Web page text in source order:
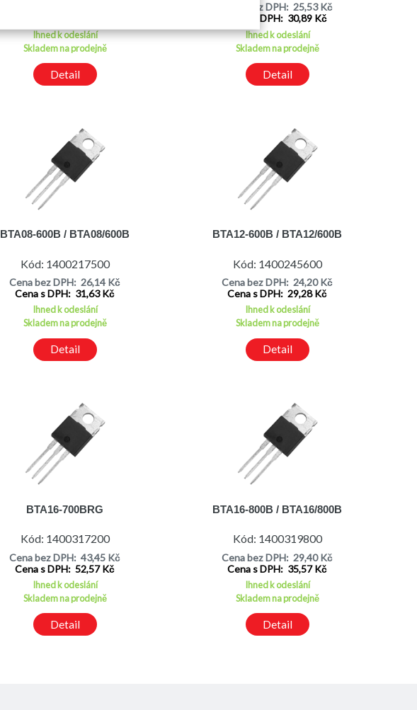
Ihned k odeslání
Skladem na prodejně
Detail
Cena bez DPH: 25,53 Kč
Cena s DPH: 30,89 Kč
Ihned k odeslání
Skladem na prodejně
Detail
BTA08-600B / BTA08/600B
Kód: 1400217500
Cena bez DPH: 26,14 Kč
Cena s DPH: 31,63 Kč
Ihned k odeslání
Skladem na prodejně
Detail
BTA12-600B / BTA12/600B
Kód: 1400245600
Cena bez DPH: 24,20 Kč
Cena s DPH: 29,28 Kč
Ihned k odeslání
Skladem na prodejně
Detail
BTA16-700BRG
Kód: 1400317200
Cena bez DPH: 43,45 Kč
Cena s DPH: 52,57 Kč
Ihned k odeslání
Skladem na prodejně
Detail
BTA16-800B / BTA16/800B
Kód: 1400319800
Cena bez DPH: 29,40 Kč
Cena s DPH: 35,57 Kč
Ihned k odeslání
Skladem na prodejně
Detail